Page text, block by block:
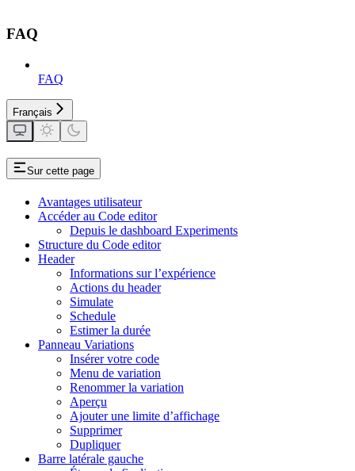
FAQ
FAQ
Français
Sur cette page
Avantages utilisateur
Accéder au Code editor
Depuis le dashboard Experiments
Structure du Code editor
Header
Informations sur l’expérience
Actions du header
Simulate
Schedule
Estimer la durée
Panneau Variations
Insérer votre code
Menu de variation
Renommer la variation
Aperçu
Ajouter une limite d’affichage
Supprimer
Dupliquer
Barre latérale gauche